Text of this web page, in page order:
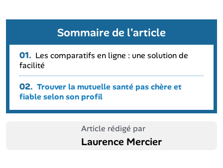
Sommaire de l'article
01. Les comparatifs en ligne : une solution de
facilité
02. Trouver la mutuelle santé pas chère et
fiable selon son profil
Article rédigé par
Laurence Mercier